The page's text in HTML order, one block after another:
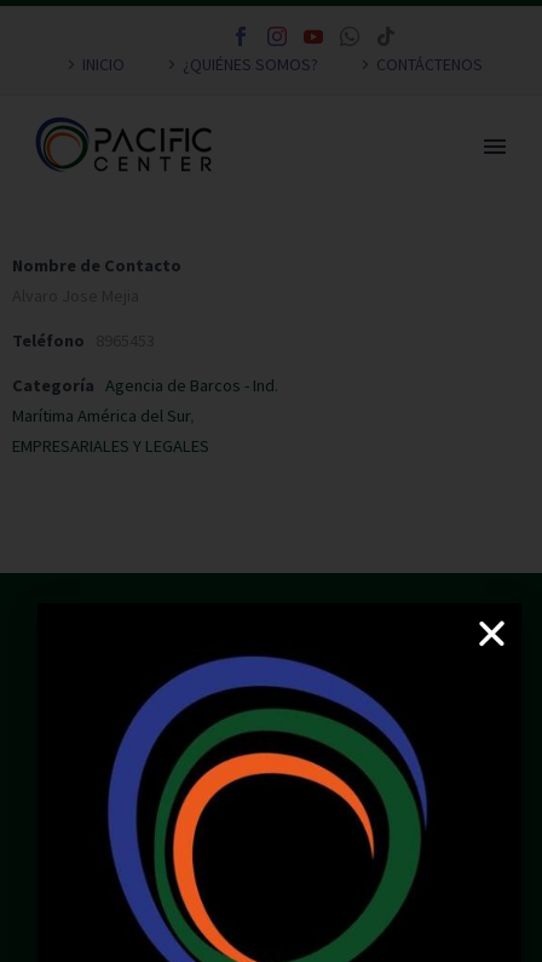
INICIO ¿QUIÉNES SOMOS? CONTÁCTENOS
Nombre de Contacto
Teléfono
Categoría Agencia de Barcos - Ind.
Marítima América del Sur,
EMPRESARIALES Y LEGALES
servicioalcliente@pacificcenter.co
WhatsApp: 321 2609022
Dirección:
Calle 36N # 6A – 65
Zona Chipichape, Cali – Valle – Colombia
LOCALES DISPONIBLES